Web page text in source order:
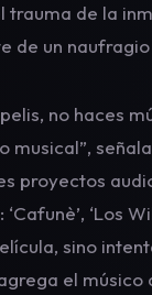
trauma de la
de un
no haces
musical”,
proyectos
‘Los
sino
el